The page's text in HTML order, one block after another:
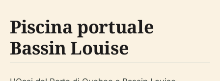
Piscina portuale
Bassin Louise